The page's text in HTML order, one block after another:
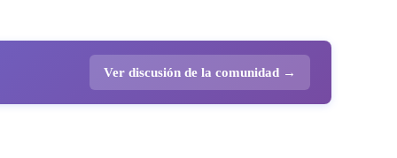
Ver discusión de la comunidad →